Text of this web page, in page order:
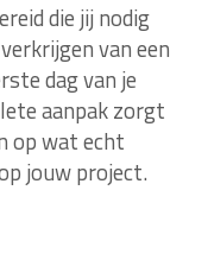
die jij nodig
van een
dag van je
aanpak zorgt
op wat echt
jouw project.